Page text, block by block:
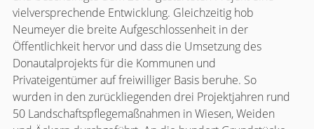
vielversprechende Entwicklung. Gleichzeitig hob
Neumeyer die breite Aufgeschlossenheit in der
Öffentlichkeit hervor und dass die Umsetzung des
Donautalprojekts für die Kommunen und
Privateigentümer auf freiwilliger Basis beruhe. So
wurden in den zurückliegenden drei Projektjahren rund
50 Landschaftspflegemaßnahmen in Wiesen, Weiden